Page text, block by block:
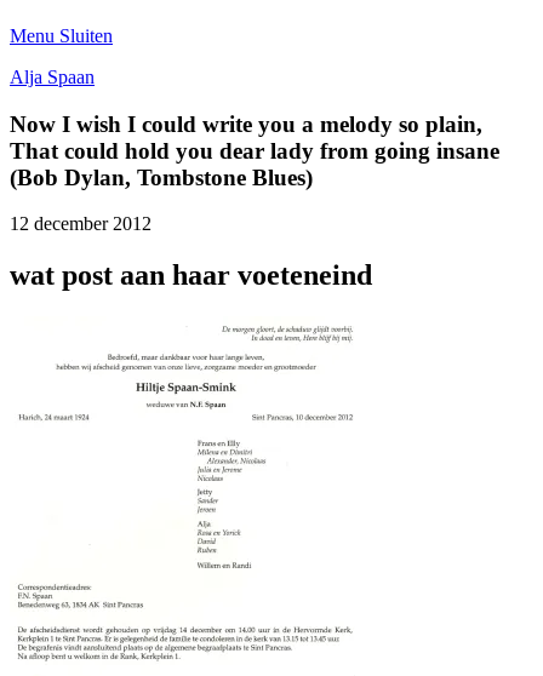
Menu Sluiten
Alja Spaan
Now I wish I could write you a melody so plain,
That could hold you dear lady from going insane
(Bob Dylan, Tombstone Blues)
12 december 2012
wat post aan haar voeteneind